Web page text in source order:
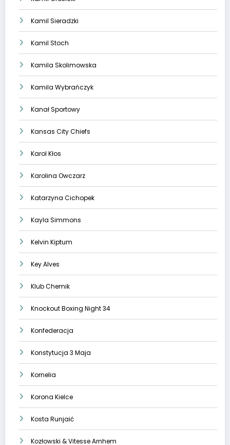
Kamil Sieradzki
Kamil Stoch
Kamila Skolimowska
Kamila Wybrańczyk
Kanał Sportowy
Kansas City Chiefs
Karol Kłos
Karolina Owczarz
Katarzyna Cichopek
Kayla Simmons
Kelvin Kiptum
Key Alves
Klub Chemik
Knockout Boxing Night 34
Konfederacja
Konstytucja 3 Maja
Kornelia
Korona Kielce
Kosta Runjaić
Kozłowski & Vitesse Arnhem